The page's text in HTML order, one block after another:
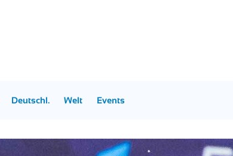
Deutschl. Welt Events